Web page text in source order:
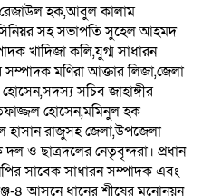
হক,আবুল কালাম
সহ সভাপতি সুহেল আহমদ
খাদিজা কলি,যুগ্ম সাধারন
মণিরা আক্তার লিজা,জেলা
সচিব জাহাঙ্গীর
হোসেন,মমিনুল হক
হাসান রাজুসহ জেলা,উপজেলা
ও ছাত্রদলের নেতৃবৃন্দরা। প্রধান
সাবেক সাধারন সম্পাদক এবং
৪ আসনে ধানের শীষের মনোনয়ন